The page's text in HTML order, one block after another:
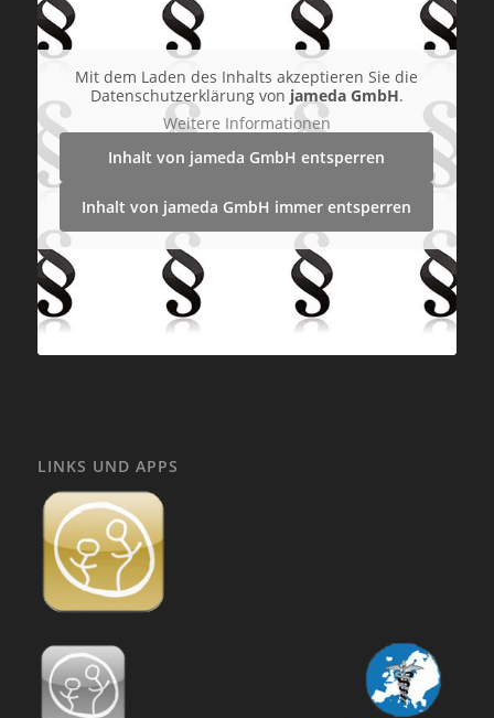
Mit dem Laden des Inhalts akzeptieren Sie die
Datenschutzerklärung von jameda GmbH.
Weitere Informationen
Inhalt von jameda GmbH entsperren
Inhalt von jameda GmbH immer entsperren
LINKS UND APPS